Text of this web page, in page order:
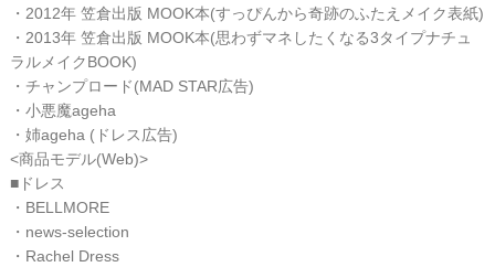
・2012年 笠倉出版 MOOK本(すっぴんから奇跡のふたえメイク表紙)
・2013年 笠倉出版 MOOK本(思わずマネしたくなる3タイプナチュ
ラルメイクBOOK)
・チャンプロード(MAD STAR広告)
・小悪魔ageha
・姉ageha (ドレス広告)
<商品モデル(Web)>
■ドレス
・BELLMORE
・news-selection
・Rachel Dress